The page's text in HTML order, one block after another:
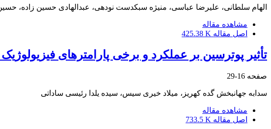
الهام سلطانی، علیرضا عباسی، منیژه سبکدست نودهی، عبدالهادی حسین زاده،
مشاهده مقاله
اصل مقاله 425.38 K
تأثیر پوترسین بر عملکرد و برخی پارامترهای
صفحه 16-29
سدابه جهانبخش گده کهریز، میلاد خیری سیس، سیده یلدا رئیسی ساداتی
مشاهده مقاله
اصل مقاله 733.5 K